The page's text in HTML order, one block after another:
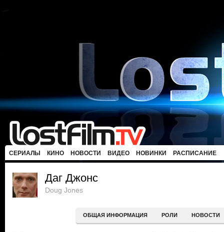
СЕРИАЛЫ КИНО НОВОСТИ ВИДЕО НОВИНКИ РАСПИСАНИЕ
Даг Джонс
Doug Jones
ОБЩАЯ ИНФОРМАЦИЯ РОЛИ НОВОСТИ